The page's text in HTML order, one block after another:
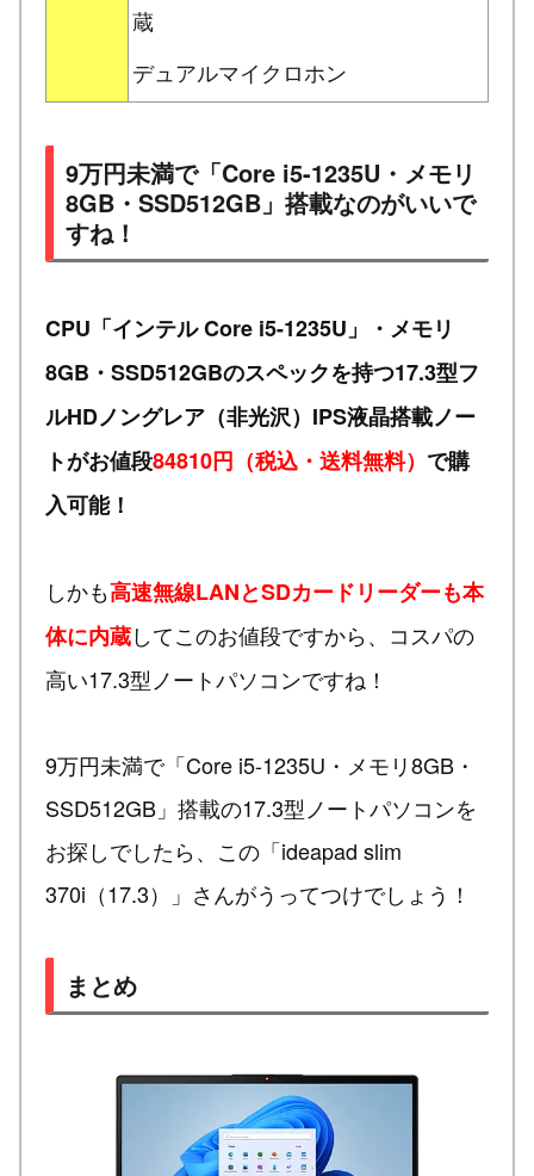
蔵
デュアルマイクロホン
9万円未満で「Core i5-1235U・メモリ
8GB・SSD512GB」搭載なのがいいで
すね！
CPU「インテル Core i5-1235U」・メモリ
8GB・SSD512GBのスペックを持つ17.3型フ
ルHDノングレア（非光沢）IPS液晶搭載ノー
トがお値段84810円（税込・送料無料） で購
入可能！
しかも高速無線LANとSDカードリーダーも本
体に内蔵してこのお値段ですから、コスパの
高い17.3型ノートパソコンですね！
9万円未満で「Core i5-1235U・メモリ8GB・
SSD512GB」搭載の17.3型ノートパソコンを
お探しでしたら、この「ideapad slim
370i（17.3）」さんがうってつけでしょう！
まとめ